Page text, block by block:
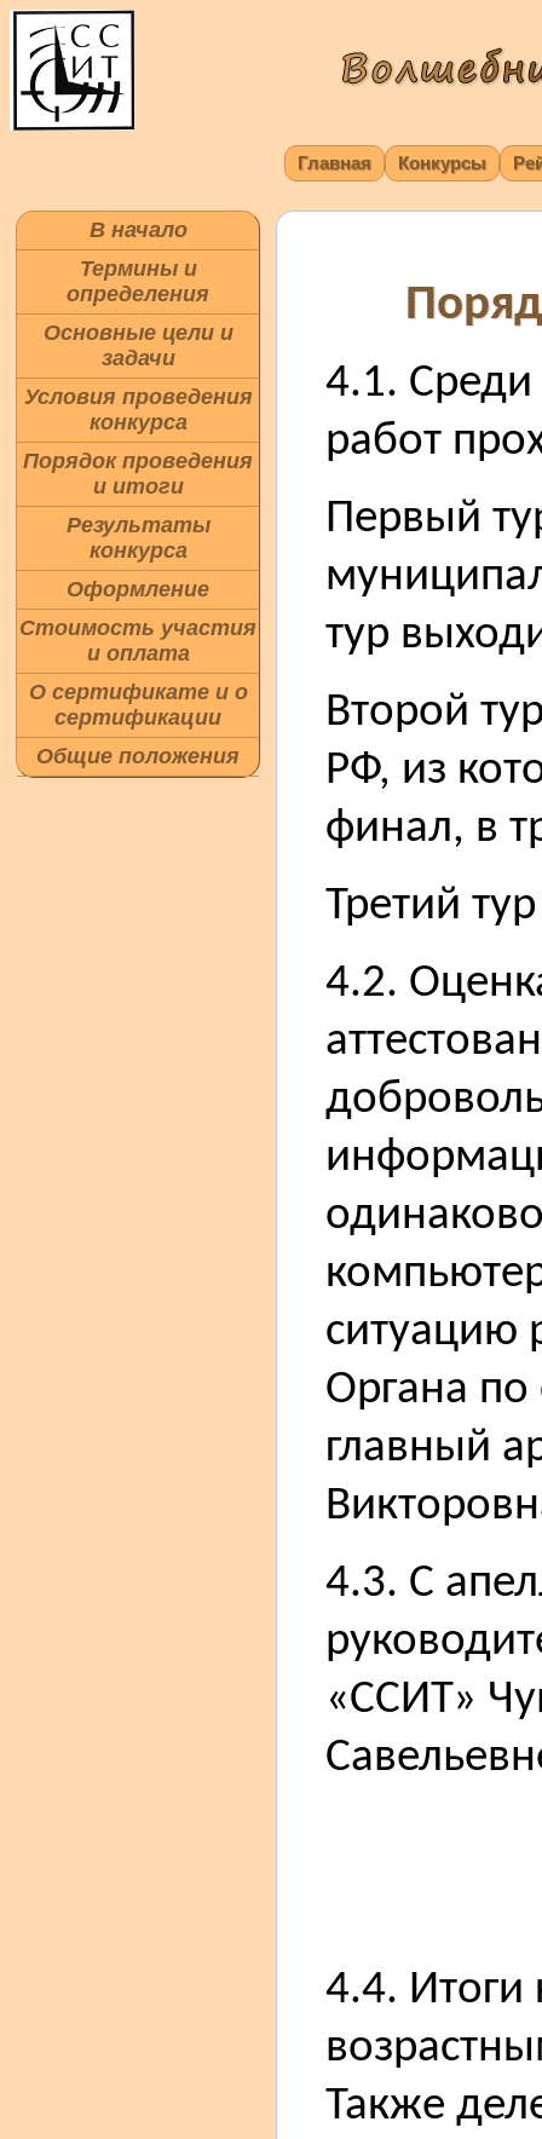
Главная Конкурсы
В начало
Термины и
определения
Основные цели и
задачи
Условия проведения
конкурса
Порядок проведения
и итоги
Результаты
конкурса
Оформление
Стоимость участия
и оплата
О сертификате и о
сертификации
Общие положения
4.1. Среди
работ
Первый
тур
Второй
РФ, из
финал, в
Третий
4.2.
ситуацию
Органа
главный
4.3. С
«ССИТ»
4.4. Итоги
Также